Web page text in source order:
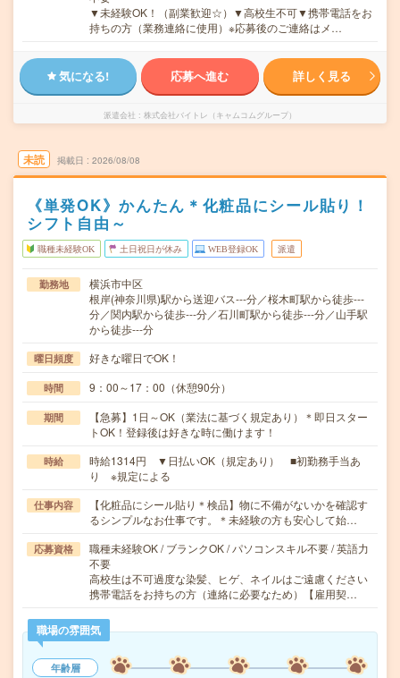
▼未経験OK！（副業歓迎☆）▼高校生不可▼携帯電話をお
持ちの方（業務連絡に使用）※応募後のご連絡はメ…
気になる! 応募へ進む 詳しく見る
派遣会社 株式会社バイトレ（キャムコムグループ）
未読 掲載日 2026/08/08
《単発OK》かんたん＊化粧品にシール貼り！
シフト自由～
職種未経験OK 土日祝日が休み WEB登録OK 派遣
勤務地
横浜市中区
根岸(神奈川県)駅から送迎バス---分／桜木町駅から徒歩---
分／関内駅から徒歩---分／石川町駅から徒歩---分／山手駅
から徒歩---分
曜日頻度 好きな曜日でOK！
時間 9：00～17：00（休憩90分）
期間
【急募】1日～OK（業法に基づく規定あり）＊即日スター
トOK！登録後は好きな時に働けます！
時給
時給1314円 ▼日払いOK（規定あり） ■初勤務手当あ
り ※規定による
仕事内容
【化粧品にシール貼り＊検品】物に不備がないかを確認す
るシンプルなお仕事です。＊未経験の方も安心して始…
応募資格
職種未経験OK / ブランクOK / パソコンスキル不要 / 英語力
不要
高校生は不可過度な染髪、ヒゲ、ネイルはご遠慮ください
携帯電話をお持ちの方（連絡に必要なため）【雇用契…
職場の雰囲気
年齢層